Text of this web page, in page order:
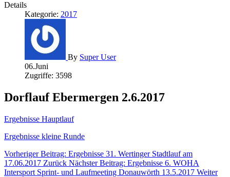
Details
Kategorie: 2017
By Super User
06.Juni
Zugriffe: 3598
Dorflauf Ebermergen 2.6.2017
Ergebnisse Hauptlauf
Ergebnisse kleine Runde
Vorheriger Beitrag: Ergebnisse 31. Wertinger Stadtlauf am
17.06.2017 Zurück Nächster Beitrag: Ergebnisse 6. WOHA
Intersport Sprint- und Laufmeeting Donauwörth 13.5.2017 Weiter